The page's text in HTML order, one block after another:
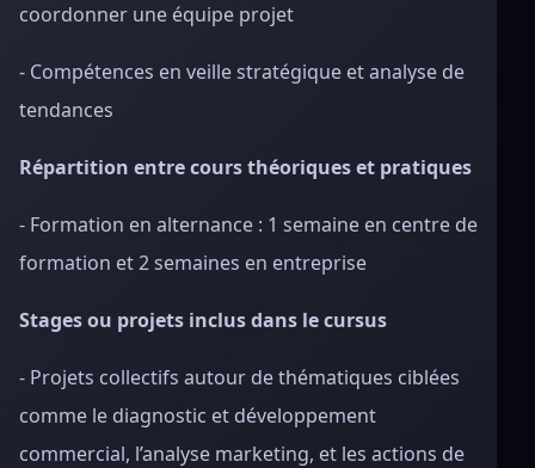
coordonner une équipe projet
- Compétences en veille stratégique et analyse de
tendances
Répartition entre cours théoriques et pratiques
- Formation en alternance : 1 semaine en centre de
formation et 2 semaines en entreprise
Stages ou projets inclus dans le cursus
- Projets collectifs autour de thématiques ciblées
comme le diagnostic et développement
commercial, l’analyse marketing, et les actions de